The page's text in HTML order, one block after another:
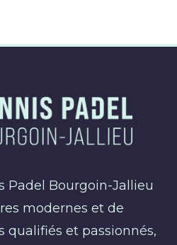
Padel Bourgoin-Jallieu
modernes et de
qualifiés et passionnés,